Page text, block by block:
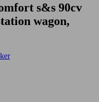
s&s 90cv
wagon,